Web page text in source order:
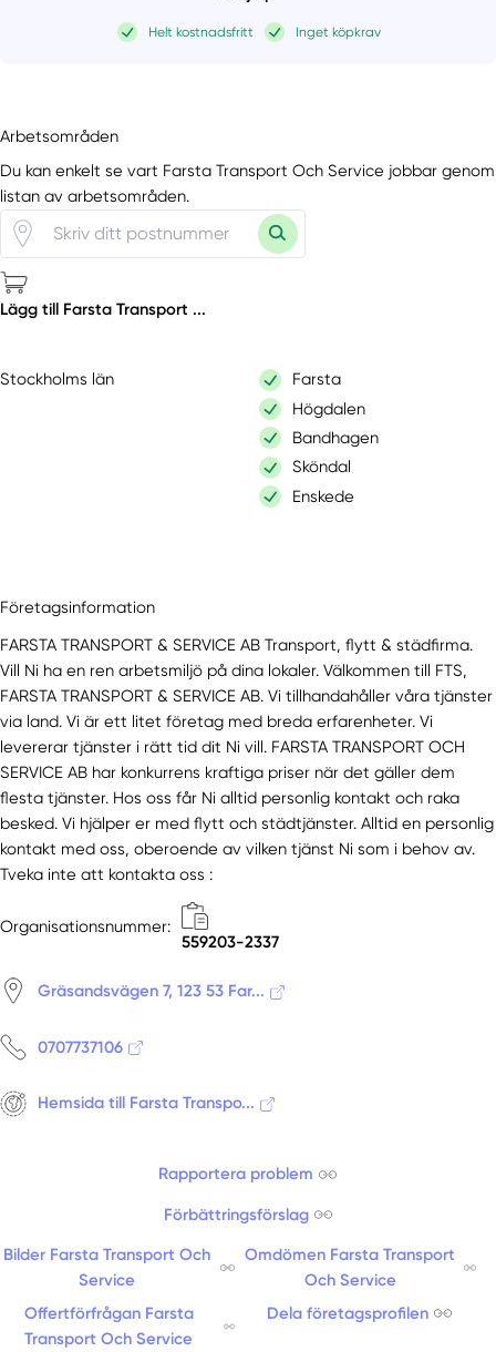
Helt kostnadsfritt Inget köpkrav
Arbetsområden
Du kan enkelt se vart Farsta Transport Och Service jobbar genom
listan av arbetsområden.
Lägg till Farsta Transport ...
Stockholms län
Farsta
Högdalen
Bandhagen
Sköndal
Enskede
Företagsinformation
FARSTA TRANSPORT & SERVICE AB Transport, flytt & städfirma.
Vill Ni ha en ren arbetsmiljö på dina lokaler. Välkommen till FTS,
FARSTA TRANSPORT & SERVICE AB. Vi tillhandahåller våra tjänster
via land. Vi är ett litet företag med breda erfarenheter. Vi
levererar tjänster i rätt tid dit Ni vill. FARSTA TRANSPORT OCH
SERVICE AB har konkurrens kraftiga priser när det gäller dem
flesta tjänster. Hos oss får Ni alltid personlig kontakt och raka
besked. Vi hjälper er med flytt och städtjänster. Alltid en personlig
kontakt med oss, oberoende av vilken tjänst Ni som i behov av.
Tveka inte att kontakta oss :
Organisationsnummer:
559203-2337
Gräsandsvägen 7, 123 53 Far...
0707737106
Hemsida till Farsta Transpo...
Rapportera problem
Förbättringsförslag
Bilder Farsta Transport Och
Service
Omdömen Farsta Transport
Och Service
Offertförfrågan Farsta
Transport Och Service
Dela företagsprofilen